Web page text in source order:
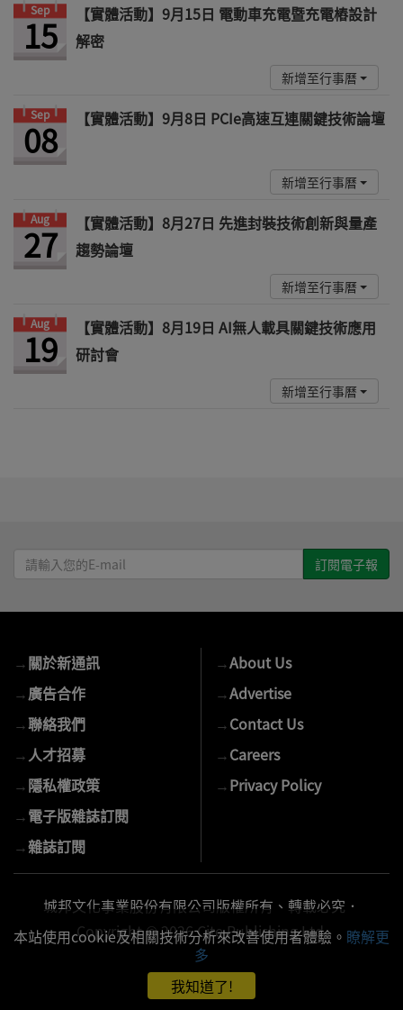
Sep
15
【實體活動】9月15日 電動車充電暨充電樁設計
解密
新增至行事曆
Sep
08 【實體活動】9月8日 PCIe高速互連關鍵技術論壇
新增至行事曆
Aug
27
【實體活動】8月27日 先進封裝技術創新與量產
趨勢論壇
新增至行事曆
Aug
19
【實體活動】8月19日 AI無人載具關鍵技術應用
研討會
新增至行事曆
請
輸
E-
mail
→關於新通訊
→廣告合作
→聯絡我們
→ 人才招募
→隱私權政策
→電子版雜誌訂閱
→雜誌訂閱
→About Us
→Advertise
→Contact Us
→Careers
→Privacy Policy
城邦文化事業股份有限公司版權所有、轉載必究．
Copyright © 2026 Cite Publishing Ltd.
本站使用cookie及相關技術分析來改善使用者體驗。 瞭解更
多
我知道了!